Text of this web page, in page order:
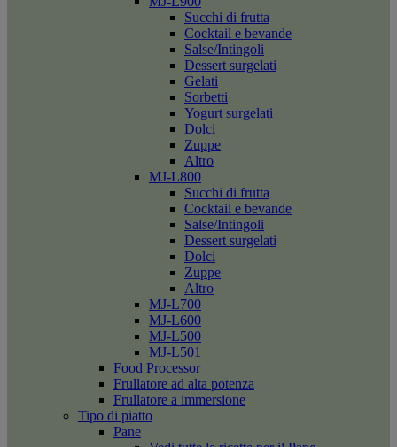
Succhi di frutta
Cocktail e bevande
Salse/Intingoli
Dessert surgelati
Gelati
Sorbetti
Yogurt surgelati
Dolci
Zuppe
Altro
MJ-L800
Succhi di frutta
Cocktail e bevande
Salse/Intingoli
Dessert surgelati
Dolci
Zuppe
Altro
MJ-L700
MJ-L600
MJ-L500
MJ-L501
Food Processor
Frullatore ad alta potenza
Frullatore a immersione
Tipo di piatto
Pane